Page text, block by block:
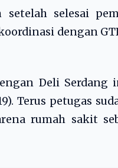
setelah selesai
dengan
Deli
Terus petugas
rumah sakit